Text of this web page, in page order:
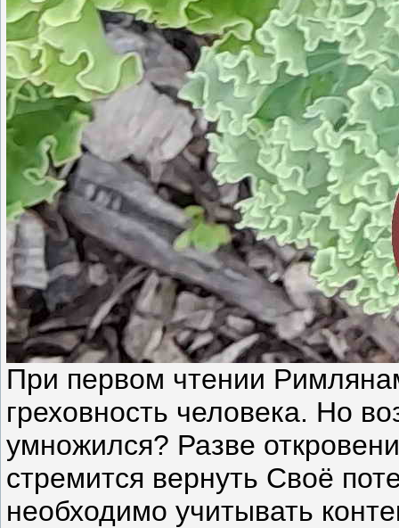
При первом чтении
греховность человека. Но
умножился? Разве
стремится вернуть Своё
необходимо учитывать